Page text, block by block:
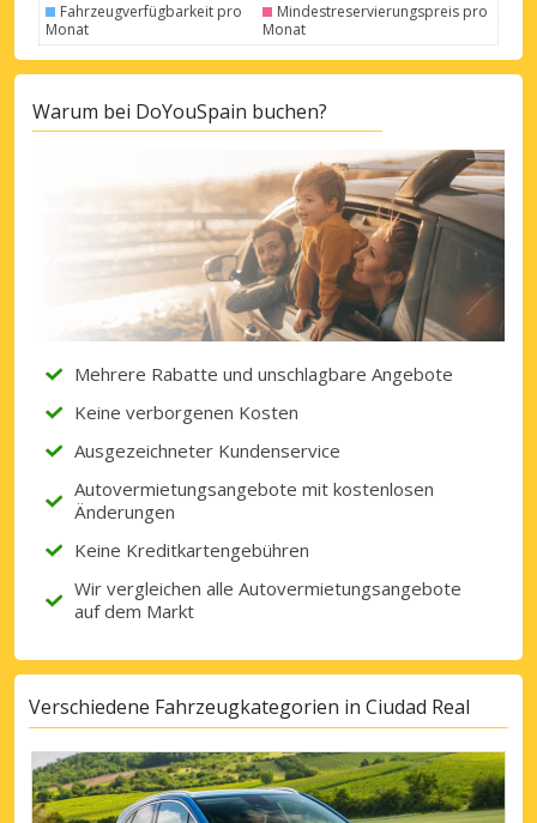
Fahrzeugverfügbarkeit pro
Monat
Mindestreservierungspreis pro
Monat
Warum bei DoYouSpain buchen?
Mehrere Rabatte und unschlagbare Angebote
Keine verborgenen Kosten
Ausgezeichneter Kundenservice
Autovermietungsangebote mit kostenlosen
Änderungen
Keine Kreditkartengebühren
Wir vergleichen alle Autovermietungsangebote
auf dem Markt
Verschiedene Fahrzeugkategorien in Ciudad Real